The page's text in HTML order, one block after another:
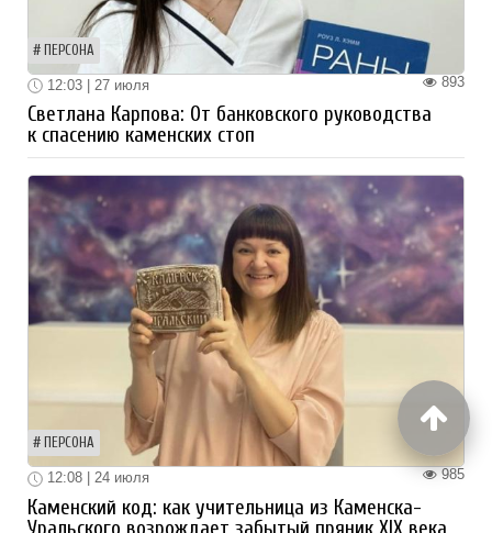
ПЕРСОНА
893
12:03 | 27 июля
Светлана Карпова: От банковского руководства
к спасению каменских стоп
ПЕРСОНА
985
12:08 | 24 июля
Каменский код: как учительница из Каменска-